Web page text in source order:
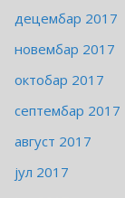
децембар 2017
новембар 2017
октобар 2017
септембар 2017
август 2017
јул 2017